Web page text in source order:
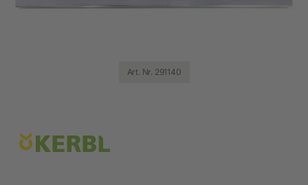
Art. Nr. 291140